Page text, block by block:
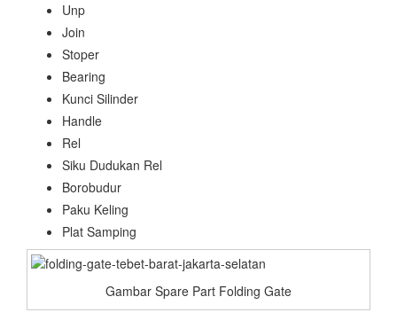
Unp
Join
Stoper
Bearing
Kunci Silinder
Handle
Rel
Siku Dudukan Rel
Borobudur
Paku Keling
Plat Samping
Gambar Spare Part Folding Gate